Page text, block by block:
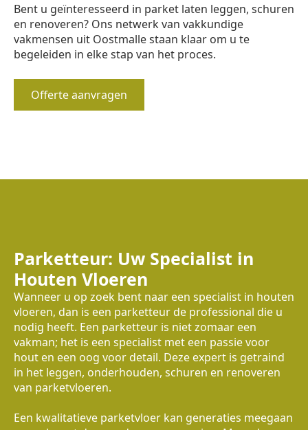
Bent u geïnteresseerd in parket laten leggen, schuren
en renoveren? Ons netwerk van vakkundige
vakmensen uit Oostmalle staan klaar om u te
begeleiden in elke stap van het proces.
Offerte aanvragen
Parketteur: Uw Specialist in
Houten Vloeren
Wanneer u op zoek bent naar een specialist in houten
vloeren, dan is een parketteur de professional die u
nodig heeft. Een parketteur is niet zomaar een
vakman; het is een specialist met een passie voor
hout en een oog voor detail. Deze expert is getraind
in het leggen, onderhouden, schuren en renoveren
van parketvloeren.
Een kwalitatieve parketvloer kan generaties meegaan